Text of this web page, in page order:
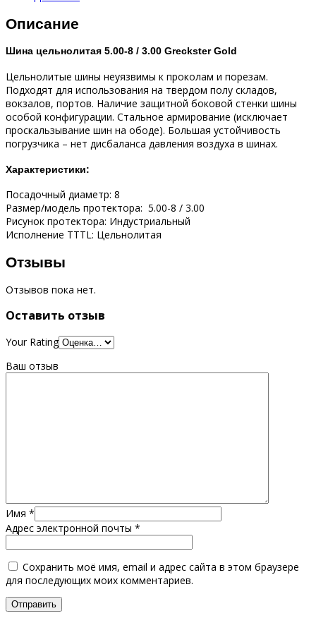
Описание
Шина цельнолитая 5.00-8 / 3.00 Greckster Gold
Цельнолитые шины неуязвимы к проколам и порезам.
Подходят для использования на твердом полу складов,
вокзалов, портов. Наличие защитной боковой стенки шины
особой конфигурации. Стальное армирование (исключает
проскальзывание шин на ободе). Большая устойчивость
погрузчика – нет дисбаланса давления воздуха в шинах.
Характеристики:
Посадочный диаметр: 8
Размер/модель протектора: 5.00-8 / 3.00
Рисунок протектора: Индустриальный
Исполнение TTTL: Цельнолитая
Отзывы
Отзывов пока нет.
Оставить отзыв
Your Rating
Ваш отзыв
Имя *
Адрес электронной почты *
Сохранить моё имя, email и адрес сайта в этом браузере
для последующих моих комментариев.